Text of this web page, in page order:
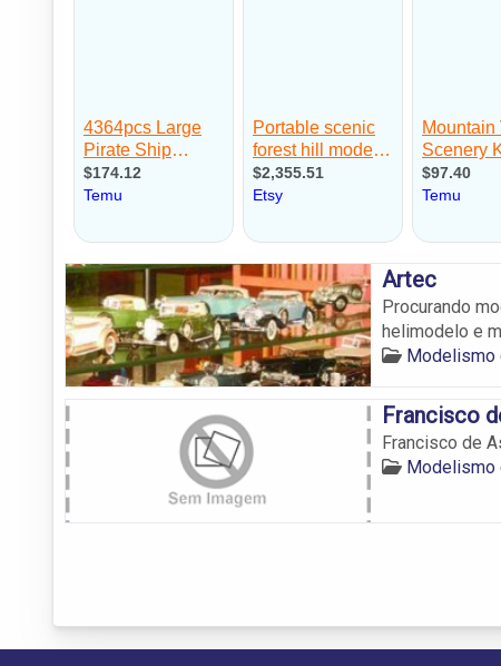
Artec
Procurando
helimodelo e
Modelismo
Francisco
Francisco de
Modelismo